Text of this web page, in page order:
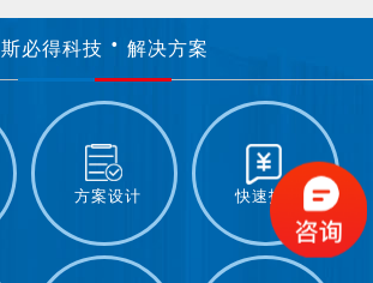
斯必得科技 解决方案
方案设计 快速报价